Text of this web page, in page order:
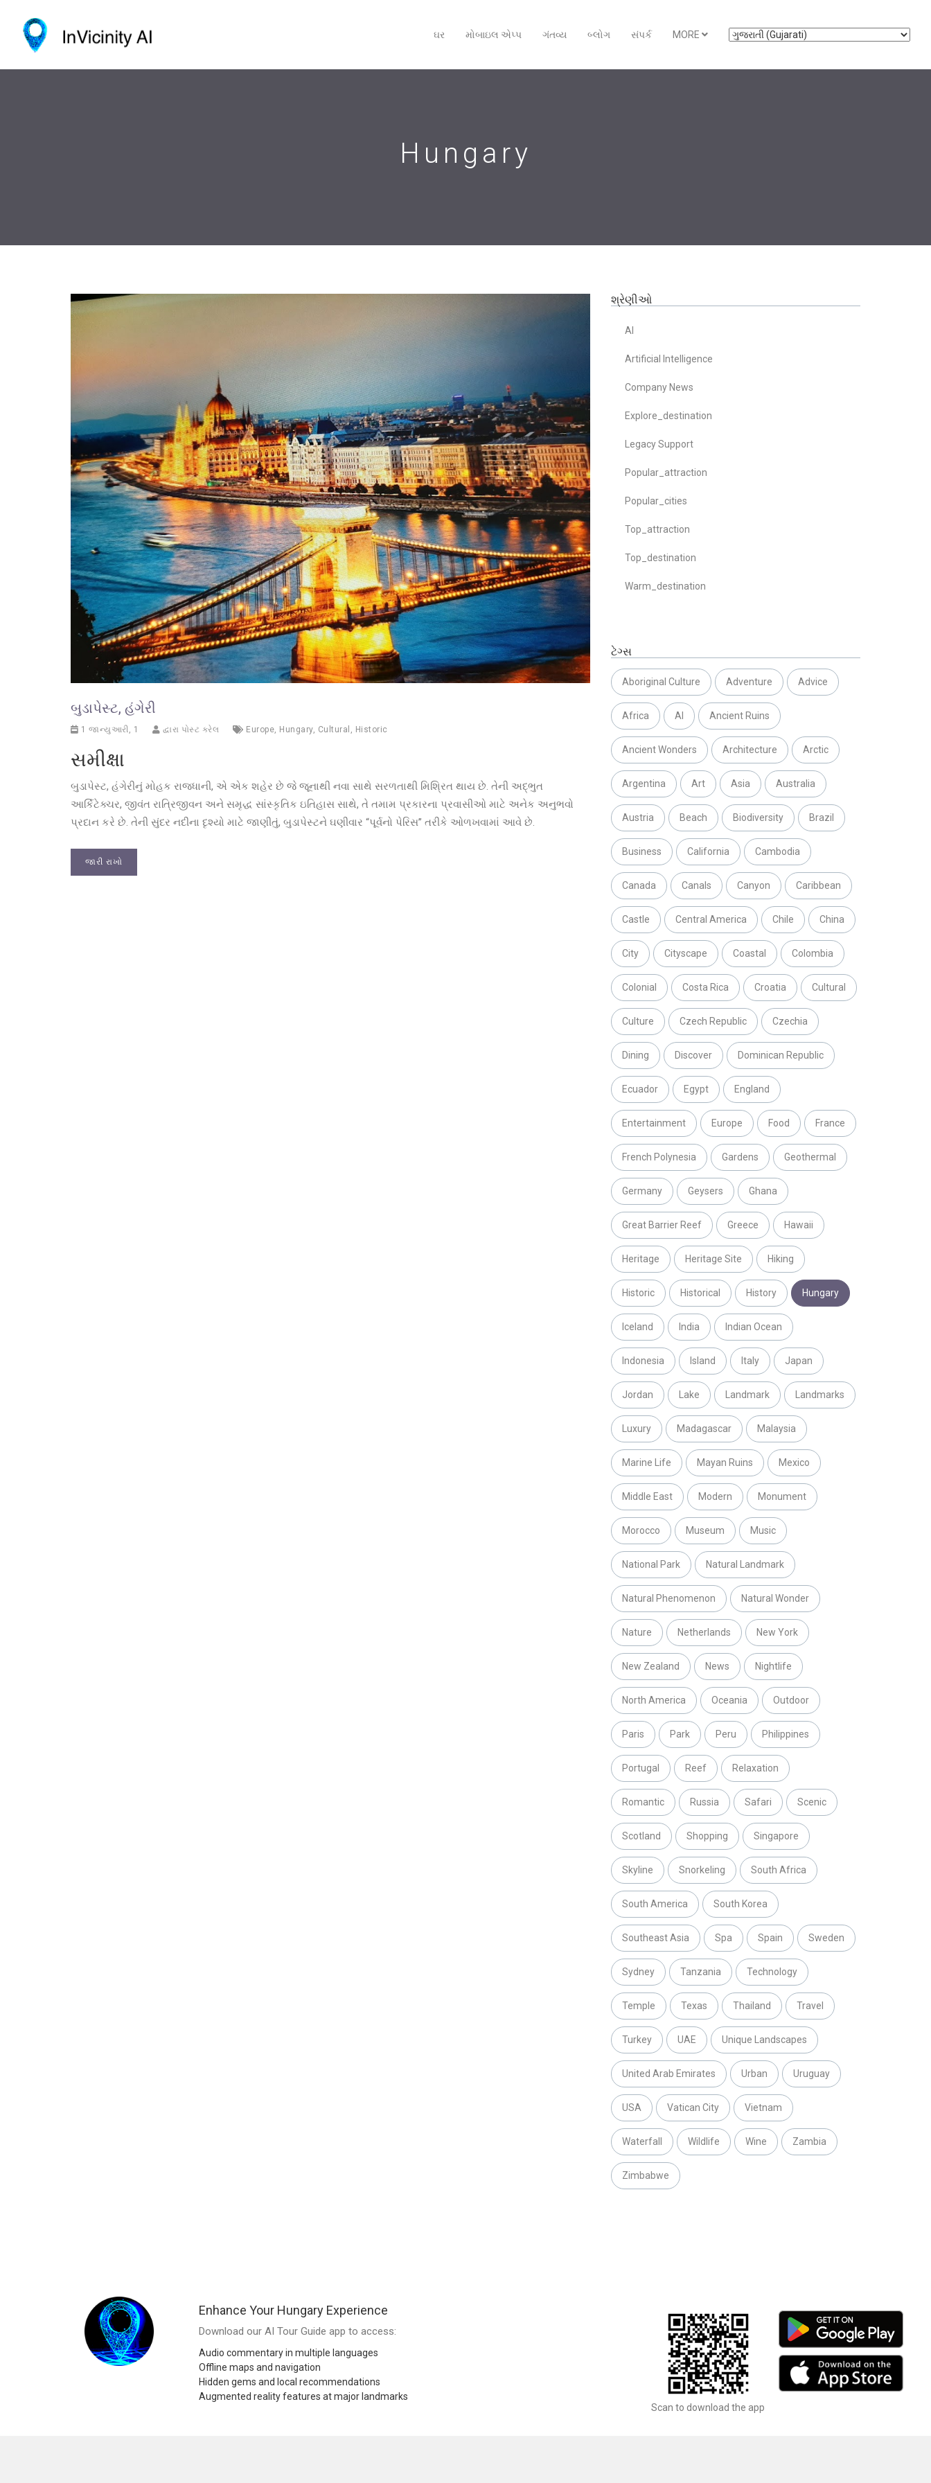
ઘર મોબાઇલ એપ્‍પ ગંતવ્ય બ્લોગ સંપર્ક MORE
Hungary
બુડાપેસ્ટ, હંગેરી
1 જાન્યુઆરી, 1 દ્વારા પોસ્ટ કરેલ Europe, Hungary, Cultural , Historic
સમીક્ષા
બુડાપેસ્ટ, હંગેરીનું મોહક રાજધાની, એ એક શહેર છે જે જૂનાથી નવા સાથે સરળતાથી મિશ્રિત થાય છે. તેની અદ્ભુત
આર્કિટેક્ચર, જીવંત રાત્રિજીવન અને સમૃદ્ધ સાંસ્કૃતિક ઇતિહાસ સાથે, તે તમામ પ્રકારના પ્રવાસીઓ માટે અનેક અનુભવો
પ્રદાન કરે છે. તેની સુંદર નદીના દૃશ્યો માટે જાણીતું, બુડાપેસ્ટને ઘણીવાર “પૂર્વનો પેરિસ” તરીકે ઓળખવામાં આવે છે.
જારી રાખો
શ્રેણીઓ
AI
Artificial Intelligence
Company News
Explore_destination
Legacy Support
Popular_attraction
Popular_cities
Top_attraction
Top_destination
Warm_destination
ટેગ્સ
Aboriginal Culture Adventure Advice
Africa AI Ancient Ruins
Ancient Wonders Architecture Arctic
Argentina Art Asia Australia
Austria Beach Biodiversity Brazil
Business California Cambodia
Canada Canals Canyon Caribbean
Castle Central America Chile China
City Cityscape Coastal Colombia
Colonial Costa Rica Croatia Cultural
Culture Czech Republic Czechia
Dining Discover Dominican Republic
Ecuador Egypt England
Entertainment Europe Food France
French Polynesia Gardens Geothermal
Germany Geysers Ghana
Great Barrier Reef Greece Hawaii
Heritage Heritage Site Hiking
Historic Historical History Hungary
Iceland India Indian Ocean
Indonesia Island Italy Japan
Jordan Lake Landmark Landmarks
Luxury Madagascar Malaysia
Marine Life Mayan Ruins Mexico
Middle East Modern Monument
Morocco Museum Music
National Park Natural Landmark
Natural Phenomenon Natural Wonder
Nature Netherlands New York
New Zealand News Nightlife
North America Oceania Outdoor
Paris Park Peru Philippines
Portugal Reef Relaxation
Romantic Russia Safari Scenic
Scotland Shopping Singapore
Skyline Snorkeling South Africa
South America South Korea
Southeast Asia Spa Spain Sweden
Sydney Tanzania Technology
Temple Texas Thailand Travel
Turkey UAE Unique Landscapes
United Arab Emirates Urban Uruguay
USA Vatican City Vietnam
Waterfall Wildlife Wine Zambia
Zimbabwe
Enhance Your Hungary Experience
Download our AI Tour Guide app to access:
Audio commentary in multiple languages
Offline maps and navigation
Hidden gems and local recommendations
Augmented reality features at major landmarks
Scan to download the app